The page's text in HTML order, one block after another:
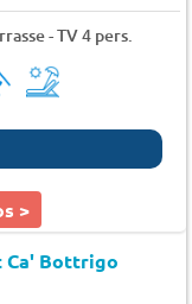
- TV 4 pers.
>
Ca' Bottrigo